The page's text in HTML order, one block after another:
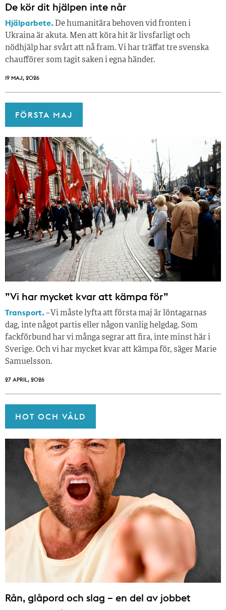
De kör dit hjälpen inte når
Hjälparbete. De humanitära behoven vid fronten i
Ukraina är akuta. Men att köra hit är livsfarligt och
nödhjälp har svårt att nå fram. Vi har träffat tre svenska
chaufförer som tagit saken i egna händer.
19 MAJ, 2026
FÖRSTA MAJ
”Vi har mycket kvar att kämpa för”
Transport.– Vi måste lyfta att första maj är löntagarnas
dag, inte något partis eller någon vanlig helgdag. Som
fackförbund har vi många segrar att fira, inte minst här i
Sverige. Och vi har mycket kvar att kämpa för, säger Marie
Samuelsson.
27 APRIL, 2026
HOT OCH VÅLD
Rån, glåpord och slag – en del av jobbet